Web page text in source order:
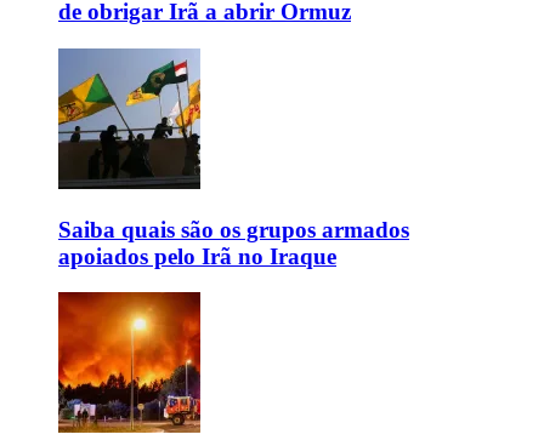
de obrigar Irã a abrir Ormuz
Saiba quais são os grupos armados
apoiados pelo Irã no Iraque